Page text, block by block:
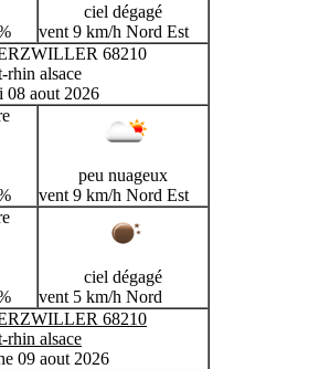
ciel dégagé
vent 9 km/h Nord Est
68210
rhin alsace
08 aout 2026
peu nuageux
vent 9 km/h Nord Est
ciel dégagé
vent 5 km/h Nord
68210
rhin alsace
09 aout 2026